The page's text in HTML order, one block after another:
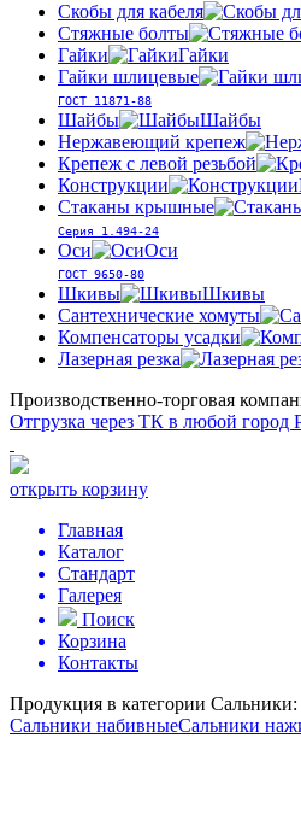
Скобы для кабеля
Стяжные болты
Гайки
Гайки
Гайки шлицевые
ГОСТ 11871-88
Шайбы
Шайбы
Нержавеющий крепеж
Крепеж с левой резьбой
Конструкции
Стаканы крышные
Серия 1.494-24
Оси Оси
ГОСТ 9650-80
Шкивы
Шкивы
Сантехнические хомуты
Компенсаторы усадки
Лазерная резка
Производственно-торговая
Отгрузка через ТК в любой город
открыть корзину
Главная
Каталог
Стандарт
Галерея
Поиск
Корзина
Контакты
Продукция в категории Сальники:
Сальники набивныеСальники